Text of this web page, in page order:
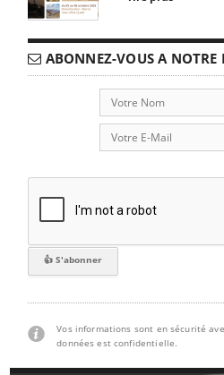
ABONNEZ-VOUS A NOTRE
Vos informations sont en sécurité
données est confidentielle.